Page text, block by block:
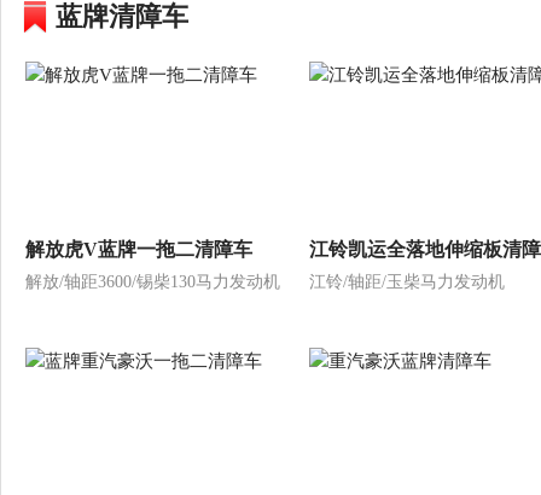
蓝牌清障车
解放虎V蓝牌一拖二清障车
解放/轴距3600/锡柴130马力发动机
江铃凯运全落地伸缩板清
江铃/轴距/玉柴马力发动机